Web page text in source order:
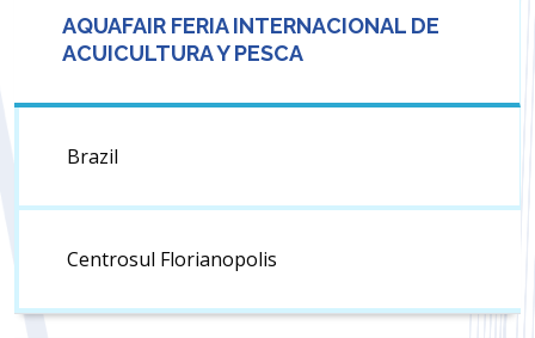
AQUAFAIR FERIA INTERNACIONAL DE
ACUICULTURA Y PESCA
Brazil
Centrosul Florianopolis